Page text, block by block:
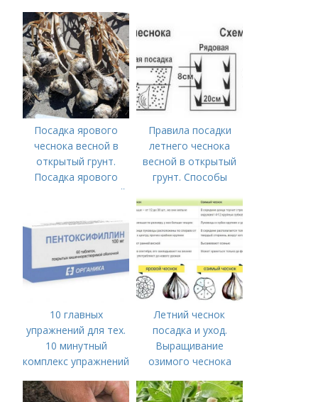
ПОСАДИТЬ ОЗИМЫЙ
ЧЕСНОК
Посадка ярового
чеснока весной в
открытый грунт.
Посадка ярового
чеснока в открытый
Правила посадки
летнего чеснока
весной в открытый
грунт. Способы
10 главных
упражнений для тех.
10 минутный
комплекс упражнений
времени на спорт
Летний чеснок
посадка и уход.
Выращивание
озимого чеснока